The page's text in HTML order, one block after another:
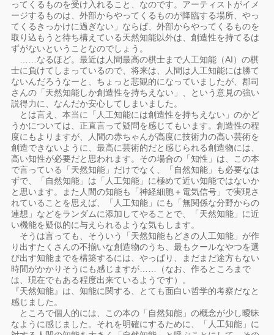
ってくるものを受け入れること、なのです。アーティストがイメ
ージするものは、外部からやってくるものが降臨する場所、やっ
てくるきっかけに過ぎない」ならば、外部からやってくるものを
取り込もうと待ち構えている天然知能以外は、創造性を持てるは
ずがないということなのでしょう。
……なるほど。最近は人間最高の棋士まで人工知能（AI）の棋
士に負けてしまっているので、将来は、人間は人工知能には勝て
ないんだろうなーと、ちょっと悲観的になっていましたが、郡司
さんの「天然知能しか創造性を持ちえない」、という意見の強い
説得力に、なんだか安心してしまいました。
とは言え、本当に「人工知能には創造性を持ちえない」のかど
うかについては、正直言って疑問を感じてもいます。創造性の程
度にもよりますが、人間の赤ちゃんが高度に技術力の高い芸術を
創造できないように、最高に芸術的だと感じられる創造物には、
高い知性が必要だと思われます。その場合の「知性」は、この本
で言っている「天然知能」だけでなく、「自然知能」も必要なは
ずで、「自然知能」は「人工知能」に極めて近い知能ではないか
と思います。また人間の知能も「神経細胞＋電気信号」で実現さ
れていることを思えば、「人工知能」にも「無関係な分野からの
連想」などをランダムに添加してやることで、「天然知能」に近
い機能を疑似的に与えられるような気もします。
そうは言っても、そういう「天然知能もどきの人工知能」が作
り出すたくさんの不揃いな創造物のうち、最もクールなやつを選
び出す知能までを構築するには、やっぱり、まだまだ途方もない
時間がかかりそうにも感じますが……（なお、作るところまで
は、現在でもある程度出来ているようです）。
『天然知能』は、知能に関する、とても面白い哲学的考察だなと
感じました。
ところで個人的には、この本の「自然知能」の概念が少し曖昧
なように感じました。それを明確にするために、「人工知能」に